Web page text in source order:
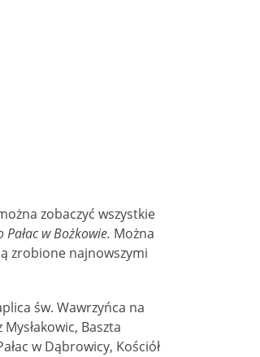
zobaczyć wszystkie
w Bożkowie. Można
zrobione najnowszymi
św. Wawrzyńca na
Baszta
w Dąbrowicy, Kościół